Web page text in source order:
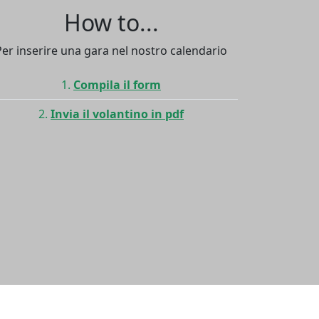
How to...
inserire una gara nel nostro calendario
Compila il form
Invia il volantino in pdf